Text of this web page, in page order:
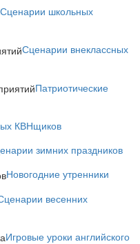
Сценарии школьных
Сценарии внеклассных
Патриотические
КВНщиков
зимних праздников
Новогодние утренники
весенних
Игровые уроки английского